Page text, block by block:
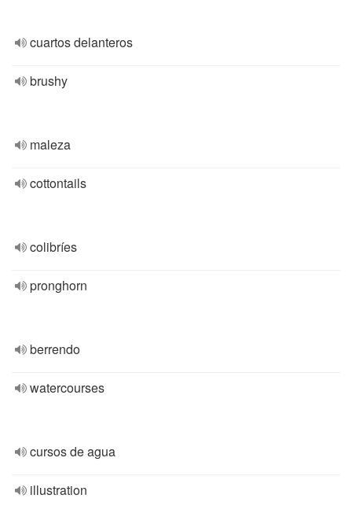
cuartos delanteros
brushy
maleza
cottontails
colibríes
pronghorn
berrendo
watercourses
cursos de agua
illustration